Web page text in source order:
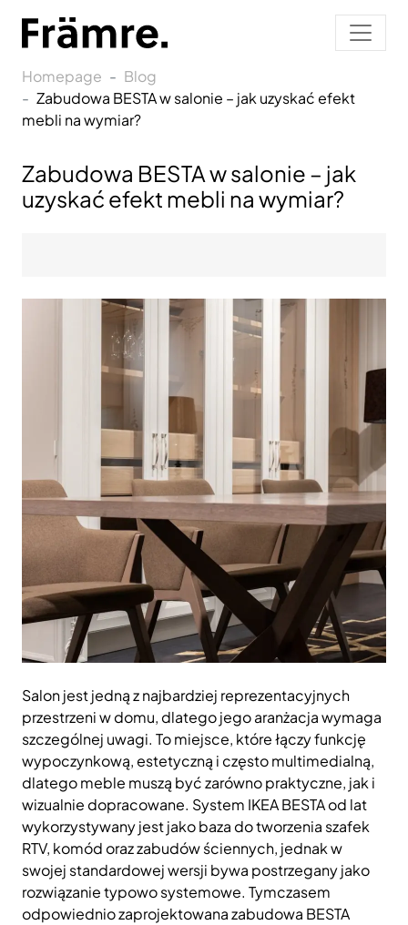
Homepage
Blog
Zabudowa BESTA w salonie – jak uzyskać efekt
mebli na wymiar?
Zabudowa BESTA w salonie – jak
uzyskać efekt mebli na wymiar?
Salon jest jedną z najbardziej reprezentacyjnych
przestrzeni w domu, dlatego jego aranżacja wymaga
szczególnej uwagi. To miejsce, które łączy funkcję
wypoczynkową, estetyczną i często multimedialną,
dlatego meble muszą być zarówno praktyczne, jak i
wizualnie dopracowane. System IKEA BESTA od lat
wykorzystywany jest jako baza do tworzenia szafek
RTV, komód oraz zabudów ściennych, jednak w
swojej standardowej wersji bywa postrzegany jako
rozwiązanie typowo systemowe. Tymczasem
odpowiednio zaprojektowana zabudowa BESTA